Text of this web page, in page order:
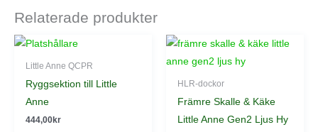
Relaterade produkter
Little Anne QCPR
Ryggsektion till Little
Anne
444,00kr
HLR-dockor
Främre Skalle & Käke
Little Anne Gen2 Ljus Hy